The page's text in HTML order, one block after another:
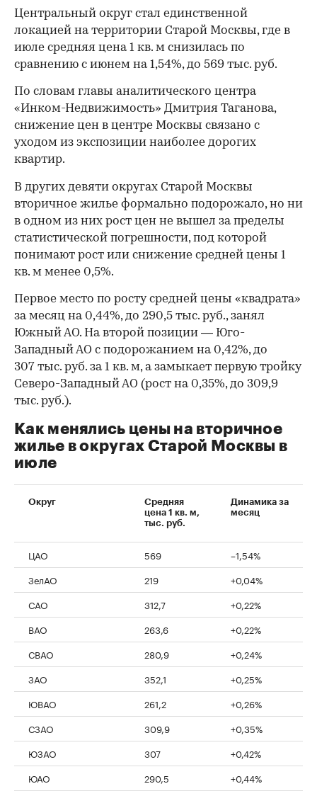
Центральный округ стал единственной
локацией на территории Старой Москвы, где в
июле средняя цена 1 кв. м снизилась по
сравнению с июнем на 1,54%, до 569 тыс. руб.
По словам главы аналитического центра
«Инком-Недвижимость» Дмитрия Таганова,
снижение цен в центре Москвы связано с
уходом из экспозиции наиболее дорогих
квартир.
00:00 00:00
В других девяти округах Старой Москвы
вторичное жилье формально подорожало, но ни
в одном из них рост цен не вышел за пределы
статистической погрешности, под которой
понимают рост или снижение средней цены 1
кв. м менее 0,5%.
Первое место по росту средней цены «квадрата»
за месяц на 0,44%, до 290,5 тыс. руб., занял
Южный АО. На второй позиции — Юго-
Западный АО с подорожанием на 0,42%, до
307 тыс. руб. за 1 кв. м, а замыкает первую тройку
Северо-Западный АО (рост на 0,35%, до 309,9
тыс. руб.).
Как менялись цены на вторичное
жилье в округах Старой Москвы в
июле
Округ
Средняя
цена 1 кв. м,
тыс. руб.
Динамика за
месяц
ЦАО 569
–1,54%
ЗелАО
219
+0,04%
САО
312,7
+0,22%
ВАО
263,6
+0,22%
СВАО
280,9
+0,24%
ЗАО
352,1
+0,25%
ЮВАО
261,2
+0,26%
СЗАО
309,9
+0,35%
ЮЗАО
307
+0,42%
ЮАО
290,5 +0,44%